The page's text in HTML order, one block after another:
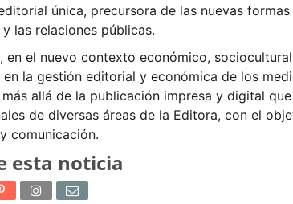
única, precursora de las nuevas
las relaciones públicas.
en el nuevo contexto económico,
la gestión editorial y económica de los
allá de la publicación impresa y digital
de diversas áreas de la Editora, con el
comunicación.
esta noticia